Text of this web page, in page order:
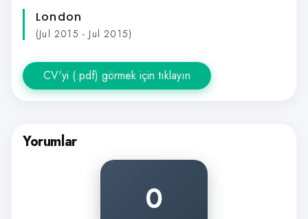
London
(Jul 2015 - Jul 2015)
CV'yi (.pdf) görmek için tıklayın
Yorumlar
0